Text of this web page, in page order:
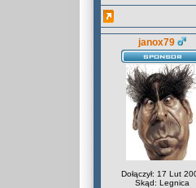
janox79
Dołączył: 17 Lut
Skąd: Legnica